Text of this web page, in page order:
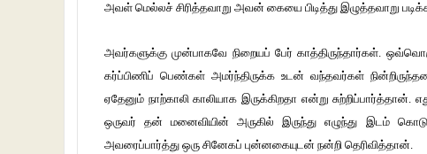
அவள் மெல்லச் சிரித்தவாறு அவன் கையை பிடித்து இழுத்தவாறு
அவர்களுக்கு முன்பாகவே நிறையப் பேர் காத்திருந்தார்கள்.
கர்ப்பிணிப் பெண்கள் அமர்ந்திருக்க உடன் வந்தவர்கள்
ஏதேனும் நாற்காலி காலியாக இருக்கிறதா என்று
ஒருவர் தன் மனைவியின் அருகில் இருந்து எழுந்து இடம்
அவரைப்பார்த்து ஒரு சினேகப் புன்னகையுடன் நன்றி தெரிவித்தான்.